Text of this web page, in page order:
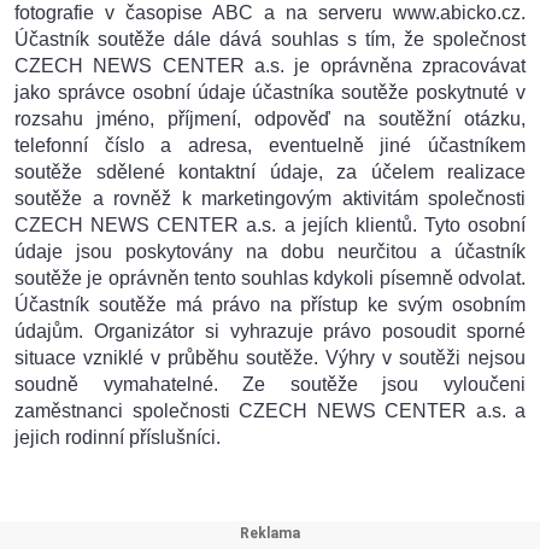
fotografie v časopise ABC a na serveru www.abicko.cz.
Účastník soutěže dále dává souhlas s tím, že společnost
CZECH NEWS CENTER a.s. je oprávněna zpracovávat
jako správce osobní údaje účastníka soutěže poskytnuté v
rozsahu jméno, příjmení, odpověď na soutěžní otázku,
telefonní číslo a adresa, eventuelně jiné účastníkem
soutěže sdělené kontaktní údaje, za účelem realizace
soutěže a rovněž k marketingovým aktivitám společnosti
CZECH NEWS CENTER a.s. a jejích klientů. Tyto osobní
údaje jsou poskytovány na dobu neurčitou a účastník
soutěže je oprávněn tento souhlas kdykoli písemně odvolat.
Účastník soutěže má právo na přístup ke svým osobním
údajům. Organizátor si vyhrazuje právo posoudit sporné
situace vzniklé v průběhu soutěže. Výhry v soutěži nejsou
soudně vymahatelné. Ze soutěže jsou vyloučeni
zaměstnanci společnosti CZECH NEWS CENTER a.s. a
jejich rodinní příslušníci.